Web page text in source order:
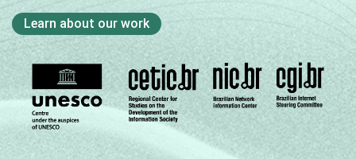
Learn about our work